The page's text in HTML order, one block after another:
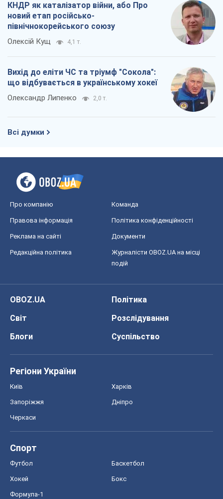
КНДР як каталізатор війни, або Про
новий етап російсько-
північнокорейського союзу
Олексій Кущ 4,1 т.
Вихід до еліти ЧС та тріумф "Сокола":
що відбувається в українському хокеї
Олександр Липенко 2,0 т.
Всі думки
Про компанію Команда
Правова інформація Політика конфіденційності
Реклама на сайті Документи
Редакційна політика
Журналісти OBOZ.UA на місці
подій
OBOZ.UA
Політика
Світ
Розслідування
Блоги
Суспільство
Регіони України
Київ Харків
Запоріжжя Дніпро
Черкаси
Спорт
Футбол Баскетбол
Хокей Бокс
Формула-1